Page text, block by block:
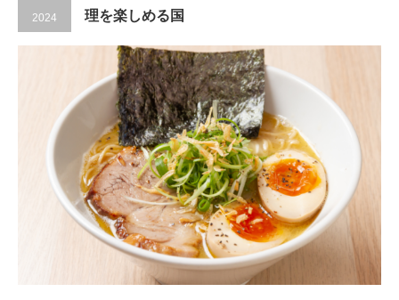
2024
理を楽しめる国